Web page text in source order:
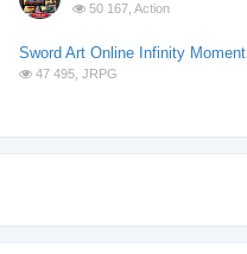
50 167,Action
Sword Art Online Infinity Moment
47 495,JRPG